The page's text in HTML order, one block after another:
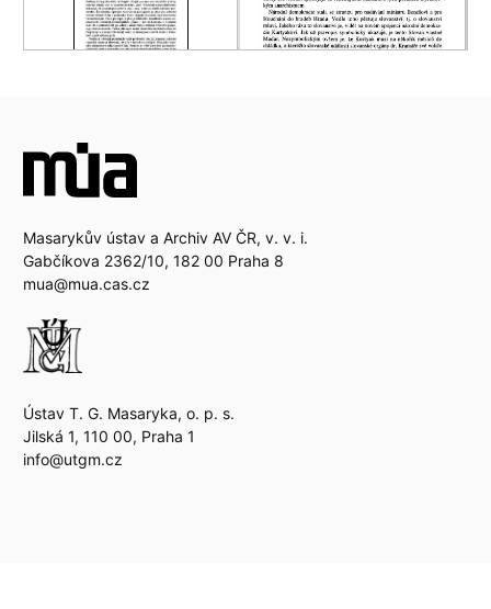
Masarykův ústav a Archiv AV ČR, v. v. i.
Gabčíkova 2362/10, 182 00 Praha 8
mua@mua.cas.cz
Ústav T. G. Masaryka, o. p. s.
Jilská 1, 110 00, Praha 1
info@utgm.cz